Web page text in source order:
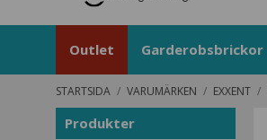
Outlet Garderobsbrickor
STARTSIDA / VARUMÄRKEN / EXXENT /
Produkter